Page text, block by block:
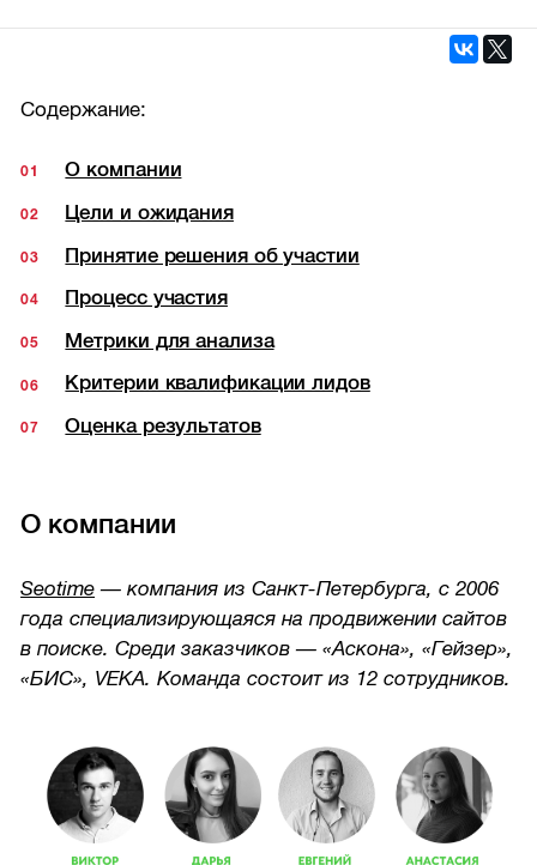
Содержание:
О компании
Цели и ожидания
Принятие решения об участии
Процесс участия
Метрики для анализа
Критерии квалификации лидов
Оценка результатов
О компании
Seotime — компания из Санкт-Петербурга, с 2006
года специализирующаяся на продвижении сайтов
в поиске. Среди заказчиков — «Аскона», «Гейзер»,
«БИС», VEKA. Команда состоит из 12 сотрудников.